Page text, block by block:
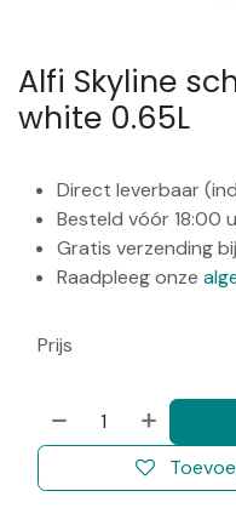
Alfi Skyline
white 0.65L
Direct leverbaar
Besteld vóór 18:00
Gratis verzending
Raadpleeg onze
Prijs